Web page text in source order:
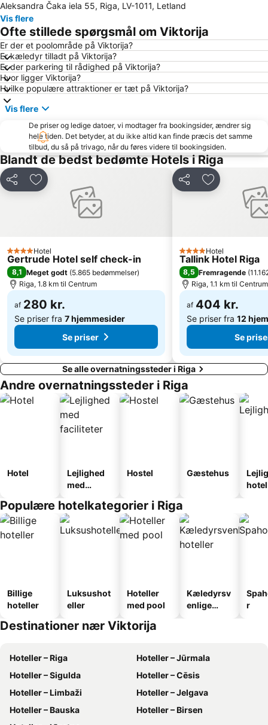
Kurzemes rajons
Mūkupurvs
Vecāķi
Aleksandra Čaka iela 55, Riga, LV-1011, Letland
Vis flere
Ofte stillede spørgsmål om Viktorija
Er der et poolområde på Viktorija?
Er kæledyr tilladt på Viktorija?
Er der parkering til rådighed på Viktorija?
Hvor ligger Viktorija?
Hvilke populære attraktioner er tæt på Viktorija?
Vis flere
De priser og ledige datoer, vi modtager fra bookingsider, ændrer sig
hele tiden. Det betyder, at du ikke altid kan finde præcis det samme
tilbud, du så på trivago, når du føres videre til bookingsiden.
Blandt de bedst bedømte Hotels i Riga
Del Føj til favoritter
4 Stjerner
Hotel
Gertrude Hotel self check-in
8,1 Meget godt (5.865 bedømmelser)
Riga, 1.8 km til Centrum
af 280 kr.
Se priser fra 7 hjemmesider
Se priser
Del Føj til
4 Stjerner
Hotel
Tallink Hotel Riga
8,5 Fremragende (
Riga, 1.1 km til Centrum
af 404 kr.
Se priser fra 12
Se
Se alle overnatningssteder i Riga
Andre overnatningssteder i Riga
Hotel
Lejlighed
med
Hostel Gæstehus
hotel
Populære hotelkategorier i Riga
Billige
hoteller
Luksushot
eller
Hoteller
med pool
Kæledyrsv
enlige
r
Destinationer nær Viktorija
Hoteller – Riga
Hoteller – Jūrmala
Hoteller – Sigulda
Hoteller – Cēsis
Hoteller – Limbaži
Hoteller – Jelgava
Hoteller – Bauska
Hoteller – Birsen